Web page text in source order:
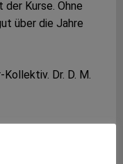
Kurse. Ohne
über die Jahre
Dr. D. M.